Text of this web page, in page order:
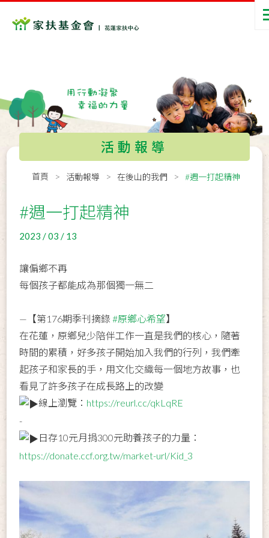
活動報導
首頁 活動報導 在後山的我們 #週一打起精神
#週一打起精神
2023 / 03 / 13
讓偏鄉不再
每個孩子都能成為那個獨一無二
—【第176期季刊摘錄#原鄉心希望】
在花蓮，原鄉兒少陪伴工作一直是我們的核心，隨著
時間的累積，好多孩子開始加入我們的行列，我們牽
起孩子和家長的手，用文化交織每一個地方故事，也
看見了許多孩子在成長路上的改變
線上瀏覽： https://reurl.cc/qkLqRE
-
日存10元月捐300元助養孩子的力量：
https://donate.ccf.org.tw/market-url/Kid_3